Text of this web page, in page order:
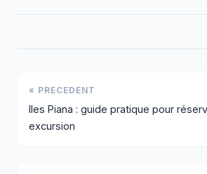
« PRECEDENT
Iles Piana : guide pratique pour
excursion